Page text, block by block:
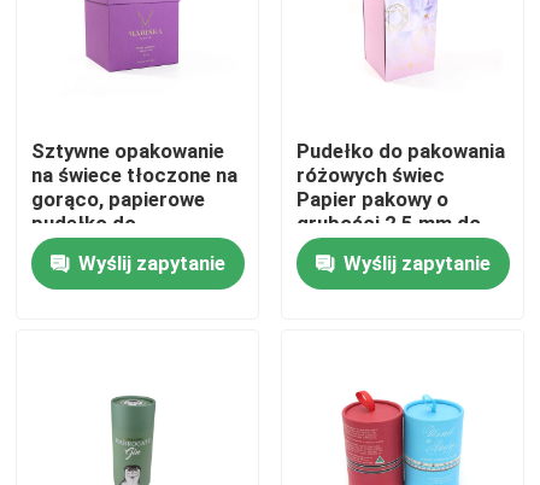
O nas
Kontrola jakości
Skontaktuj się z nami
Poprosić o wycenę
Sztywne opakowanie
na świece tłoczone na
gorąco, papierowe
pudełko do
podnoszenia o
grubości 2,5 mm
Wyślij zapytanie
Pudełko do pakowania
różowych świec
Papier pakowy o
grubości 2,5 mm do
szklanej osłony
Wyślij zapytanie